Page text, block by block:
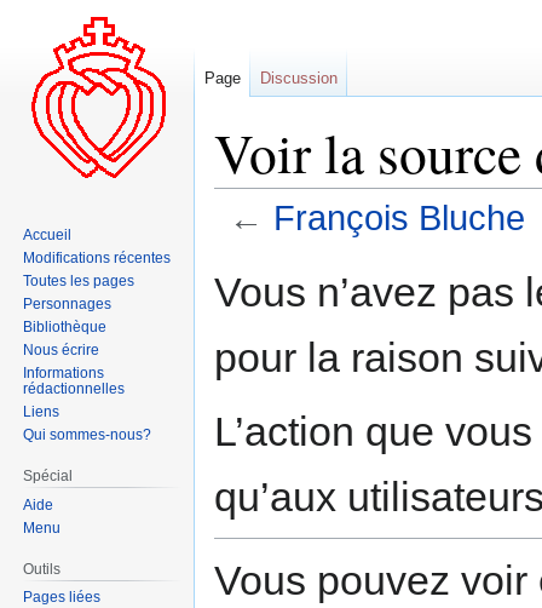
Voir la source
← François Bluche
à
navigation
à
recherche
Vous n’avez pas
pour la raison
L’action que
qu’aux
Vous pouvez
Page Discussion
Accueil
Modifications récentes
Toutes les pages
Personnages
Bibliothèque
Nous écrire
Informations
rédactionnelles
Liens
Qui sommes-nous?
Spécial
Aide
Menu
Outils
Pages liées